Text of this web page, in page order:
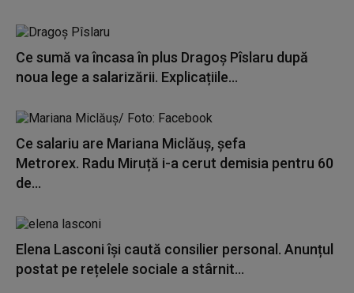
Ce sumă va încasa în plus Dragoș Pîslaru după
noua lege a salarizării. Explicațiile...
Ce salariu are Mariana Miclăuș, șefa
Metrorex. Radu Miruță i-a cerut demisia pentru 60
de...
Elena Lasconi își caută consilier personal. Anunțul
postat pe rețelele sociale a stârnit...